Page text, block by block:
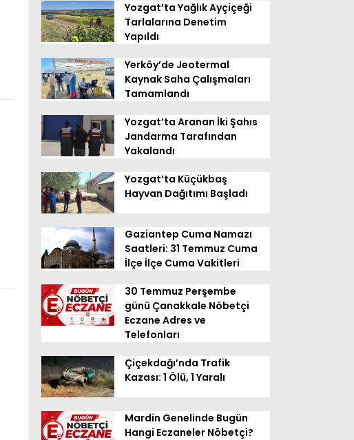
Yozgat’ta Yağlık Ayçiçeği
Tarlalarına Denetim
Yapıldı
Yerköy’de Jeotermal
Kaynak Saha Çalışmaları
Tamamlandı
Yozgat’ta Aranan İki Şahıs
Jandarma Tarafından
Yakalandı
Yozgat’ta Küçükbaş
Hayvan Dağıtımı Başladı
Gaziantep Cuma Namazı
Saatleri: 31 Temmuz Cuma
İlçe İlçe Cuma Vakitleri
30 Temmuz Perşembe
günü Çanakkale Nöbetçi
Eczane Adres ve
Telefonları
Çiçekdağı’nda Trafik
Kazası: 1 Ölü, 1 Yaralı
Mardin Genelinde Bugün
Hangi Eczaneler Nöbetçi?